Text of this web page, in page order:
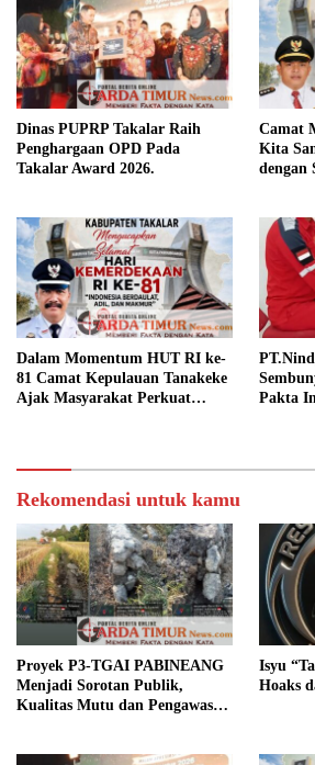
Dinas PUPRP Takalar Raih
Penghargaan OPD Pada
Takalar Award 2026.
Camat
Kita
dengan
Dalam Momentum HUT RI ke-
81 Camat Kepulauan Tanakeke
Ajak Masyarakat Perkuat
Pakta
Rekomendasi untuk kamu
Proyek P3-TGAI PABINEANG
Menjadi Sorotan Publik,
Kualitas Mutu dan Pengawasan
Isyu
Hoaks